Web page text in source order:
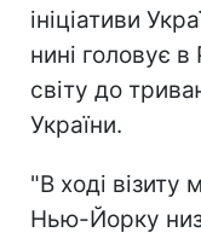
ініціативи
нині головує
світу до
України.
"В ході візиту
Нью-Йорку